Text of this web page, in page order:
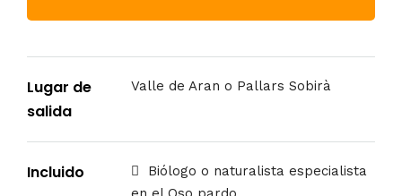
Lugar de
salida
Valle de Aran o Pallars Sobirà
Incluido
Biólogo o naturalista especialista